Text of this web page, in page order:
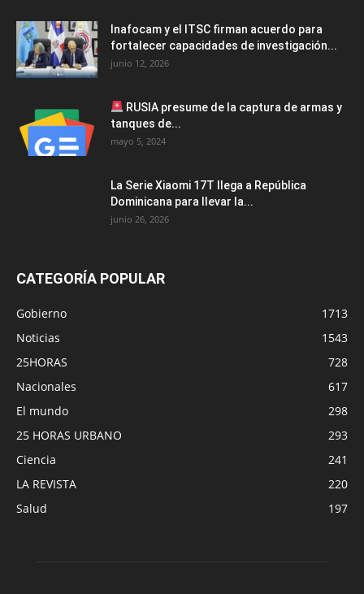
Inafocam y el ITSC firman acuerdo para
fortalecer capacidades de investigación...
junio 12, 2026
RUSIA presume de la captura de armas y
tanques de...
mayo 5, 2024
La Serie Xiaomi 17T llega a República
Dominicana para llevar la...
junio 26, 2026
CATEGORÍA POPULAR
Gobierno
1713
Noticias
1543
25HORAS
728
Nacionales
617
El mundo
298
25 HORAS URBANO
293
Ciencia
241
LA REVISTA
220
Salud
197